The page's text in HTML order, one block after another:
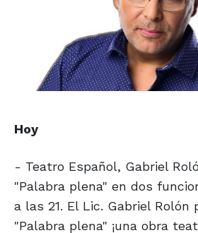
Hoy
- Teatro Español, Gabriel
"Palabra plena" en dos
a las 21. El Lic. Gabriel Rolón
"Palabra plena" ¡una obra